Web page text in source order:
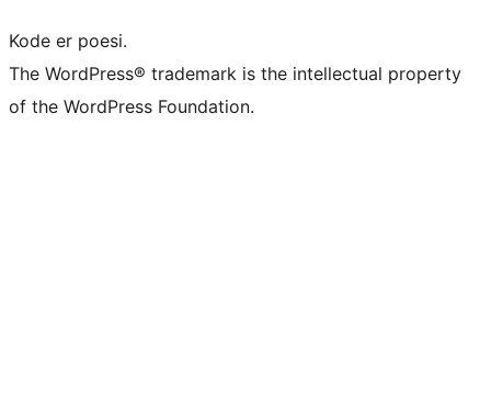
Kode er poesi.
The WordPress® trademark is the intellectual property
of the WordPress Foundation.